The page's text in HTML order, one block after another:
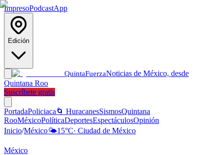
ImpresoPodcastApp
Edición
QuintaFuerzaNoticias de México, desde
Quintana Roo
Suscríbete gratis
PortadaPoliciaca 🌀 HuracanesSismosQuintana
RooMéxicoPolíticaDeportesEspectáculosOpinión
Inicio/México🌤️15°C· Ciudad de México
México